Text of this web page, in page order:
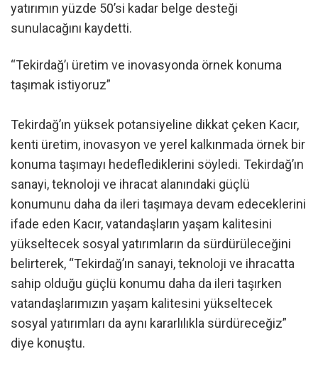
yatırımın yüzde 50’si kadar belge desteği
sunulacağını kaydetti.
“Tekirdağ’ı üretim ve inovasyonda örnek konuma
taşımak istiyoruz”
Tekirdağ’ın yüksek potansiyeline dikkat çeken Kacır,
kenti üretim, inovasyon ve yerel kalkınmada örnek bir
konuma taşımayı hedeflediklerini söyledi. Tekirdağ’ın
sanayi, teknoloji ve ihracat alanındaki güçlü
konumunu daha da ileri taşımaya devam edeceklerini
ifade eden Kacır, vatandaşların yaşam kalitesini
yükseltecek sosyal yatırımların da sürdürüleceğini
belirterek, “Tekirdağ’ın sanayi, teknoloji ve ihracatta
sahip olduğu güçlü konumu daha da ileri taşırken
vatandaşlarımızın yaşam kalitesini yükseltecek
sosyal yatırımları da aynı kararlılıkla sürdüreceğiz”
diye konuştu.